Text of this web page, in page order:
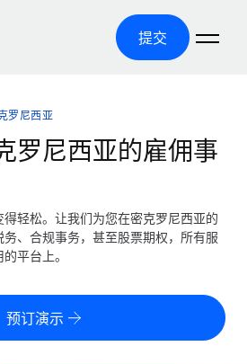
提交
扩张
服务
器
具
误分类风险
罗尼西亚
罗尼西亚的雇佣事
轻松。让我们为您在密克罗尼西亚的
、合规事务，甚至股票期权，所有服
平台上。
预订演示